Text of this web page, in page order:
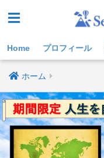
Home プロフィール
ホーム